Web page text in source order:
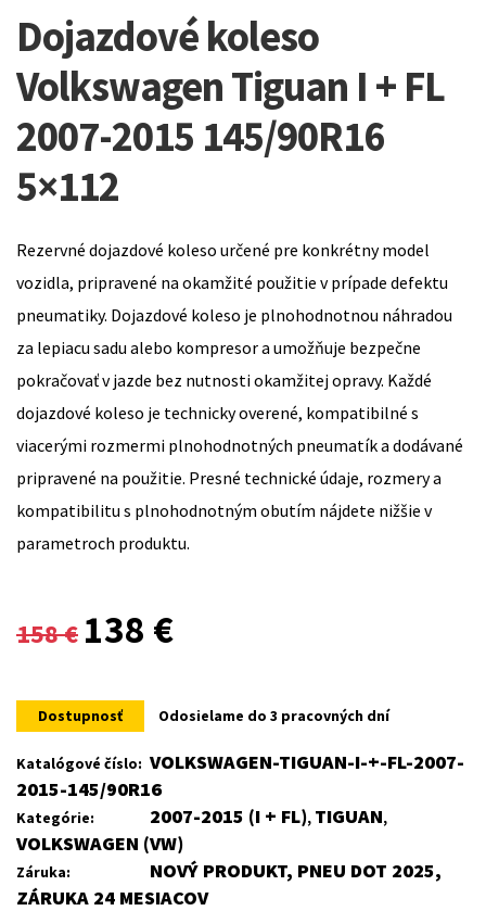
Dojazdové koleso
Volkswagen Tiguan I + FL
2007-2015 145/90R16
5×112
Rezervné dojazdové koleso určené pre konkrétny model
vozidla, pripravené na okamžité použitie v prípade defektu
pneumatiky. Dojazdové koleso je plnohodnotnou náhradou
za lepiacu sadu alebo kompresor a umožňuje bezpečne
pokračovať v jazde bez nutnosti okamžitej opravy. Každé
dojazdové koleso je technicky overené, kompatibilné s
viacerými rozmermi plnohodnotných pneumatík a dodávané
pripravené na použitie. Presné technické údaje, rozmery a
kompatibilitu s plnohodnotným obutím nájdete nižšie v
parametroch produktu.
158€
Original
was:
158 €.
138 €
is:
138 €.
Dostupnosť Odosielame do 3 pracovných dní
Katalógové číslo: VOLKSWAGEN-TIGUAN-I-+-FL-2007-
2015-145/90R16
Kategórie: 2007-2015 (I + FL), TIGUAN,
VOLKSWAGEN (VW)
Záruka:
NOVÝ PRODUKT, PNEU DOT 2025,
ZÁRUKA 24 MESIACOV